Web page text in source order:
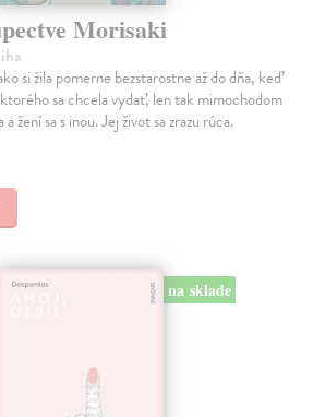
Morisaki
si žila pomerne bezstarostne až do dňa, keď
sa chcela vydať, len tak mimochodom
žení sa s inou. Jej život sa zrazu rúca.
na sklade